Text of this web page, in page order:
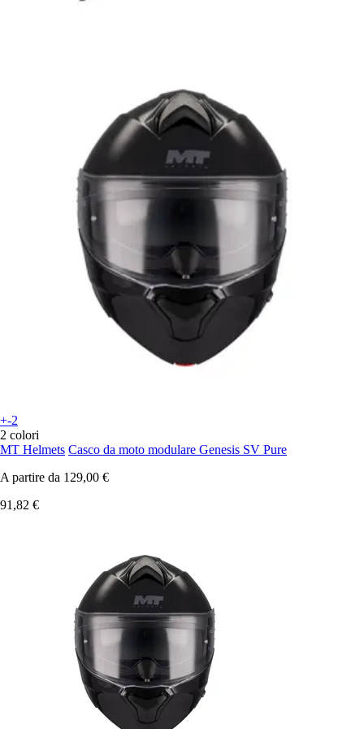
+-2
2 colori
MT Helmets Casco da moto modulare Genesis SV Pure
A partire da 129,00 €
91,82 €